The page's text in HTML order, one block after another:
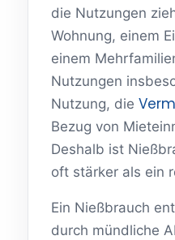
die Nutzungen
Wohnung, einem
einem
Nutzungen
Nutzung, die
Bezug von
Deshalb ist
oft stärker als ein
Ein Nießbrauch
durch mündliche